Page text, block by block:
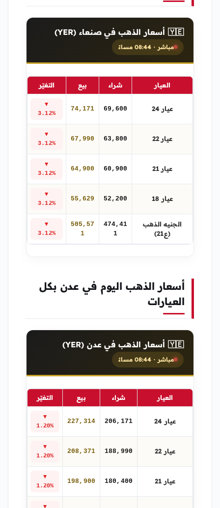
🇾🇪 أسعار الذهب في صنعاء (YER)
مباشر · 08:44 مساءً
العيار شراء بيع التغيّر
عيار 24 69,600
74,171
▼
3.12%
عيار 22 63,800
67,990
▼
3.12%
عيار 21 60,900
64,900
▼
3.12%
عيار 18 52,200
55,629
▼
3.12%
الجنيه الذهب
(ع21)
474,41
1
505,57
1
▼
3.12%
أسعار الذهب اليوم في عدن بكل
العيارات
🇾🇪 أسعار الذهب في عدن (YER)
مباشر · 08:44 مساءً
العيار شراء بيع التغيّر
عيار 24 206,171
227,314
▼
1.20%
عيار 22 188,990
208,371
▼
1.20%
عيار 21 180,400
198,900
▼
1.20%